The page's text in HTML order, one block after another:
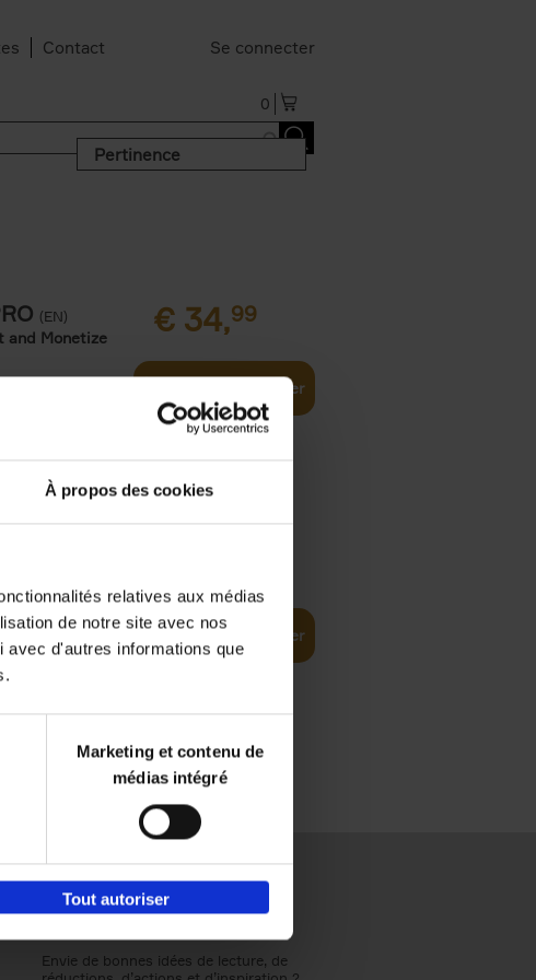
À propos des cookies
relatives aux médias
de notre site avec nos
avec d'autres informations que
Marketing et contenu de
médias intégré
Tout autoriser
Contact Se connecter
0
Pertinence
(EN)
and Monetize
€ 34,99
Ajouter au panier
Ajouter au panier
Envie de bonnes idées de lecture, de